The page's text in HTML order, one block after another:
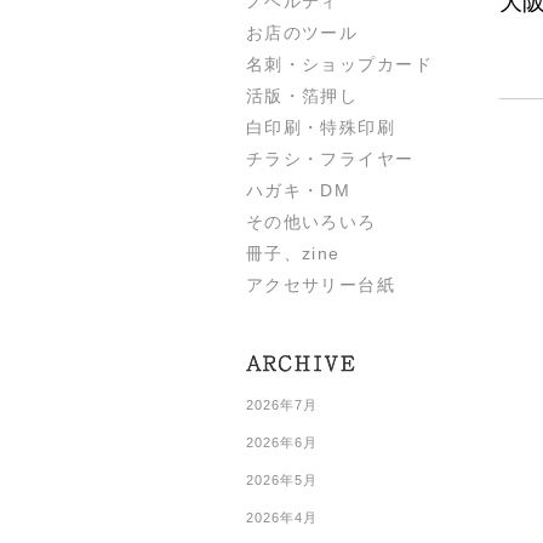
お店のツール
名刺・ショップカード
活版・箔押し
白印刷・特殊印刷
チラシ・フライヤー
ハガキ・DM
その他いろいろ
冊子、zine
アクセサリー台紙
2026年7月
2026年6月
2026年5月
2026年4月